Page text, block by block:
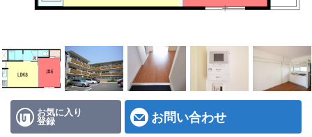
特選物件
ハウスメーカー施工特集！
路線·駅から探す
IT重説について
お気に入り
登録 お問い合わせ